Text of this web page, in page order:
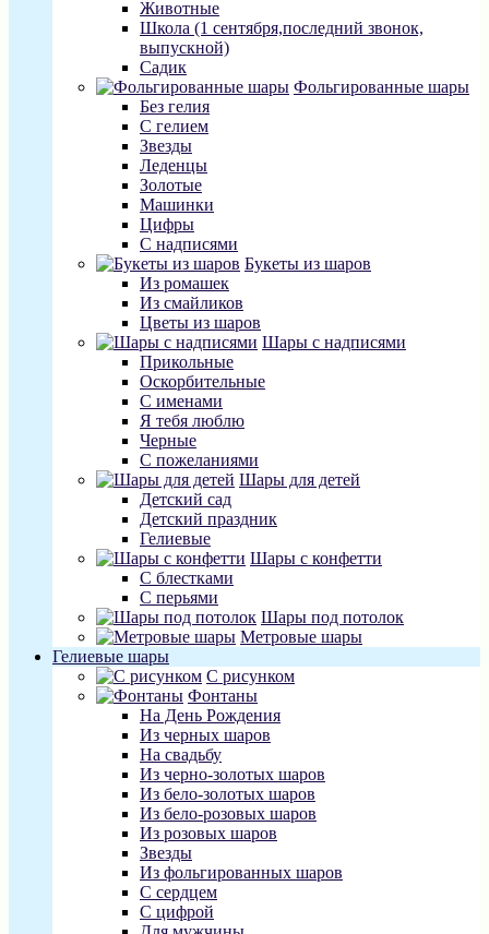
Животные
Школа (1 сентября,последний звонок,
выпускной)
Садик
Фольгированные шары
Без гелия
С гелием
Звезды
Леденцы
Золотые
Машинки
Цифры
С надписями
Букеты из шаров
Из ромашек
Из смайликов
Цветы из шаров
Шары с надписями
Прикольные
Оскорбительные
С именами
Я тебя люблю
Черные
С пожеланиями
Шары для детей
Детский сад
Детский праздник
Гелиевые
Шары с конфетти
С блестками
С перьями
Шары под потолок
Метровые шары
Гелиевые шары
С рисунком
Фонтаны
На День Рождения
Из черных шаров
На свадьбу
Из черно-золотых шаров
Из бело-золотых шаров
Из бело-розовых шаров
Из розовых шаров
Звезды
Из фольгированных шаров
С сердцем
С цифрой